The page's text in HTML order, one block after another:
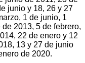
junio y 18, 26 y 27
1 de junio, 1
2013, 5 de febrero,
22 de enero y 12
13 y 27 de junio
de 2020.